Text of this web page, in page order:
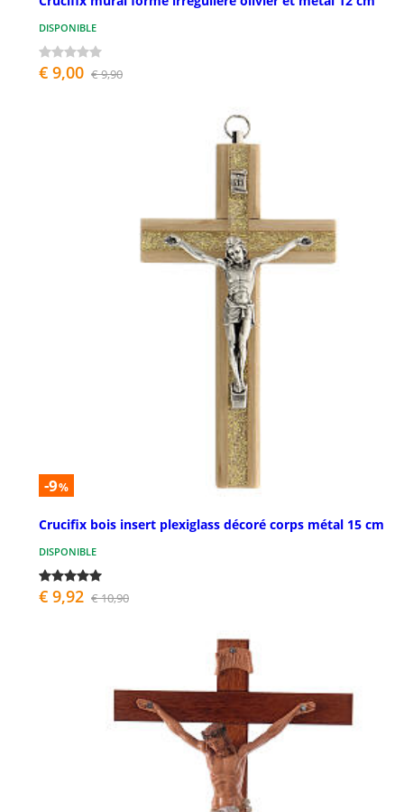
DISPONIBLE
€ 9,00 € 9,90
-9%
Crucifix bois insert plexiglass décoré corps métal 15 cm
DISPONIBLE
€ 9,92 € 10,90